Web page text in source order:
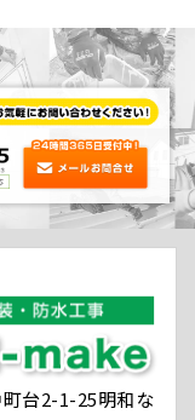
台2-1-25明和な